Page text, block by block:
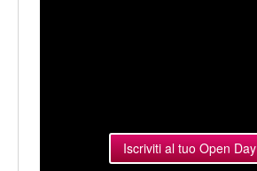
Iscriviti al tuo Open Day